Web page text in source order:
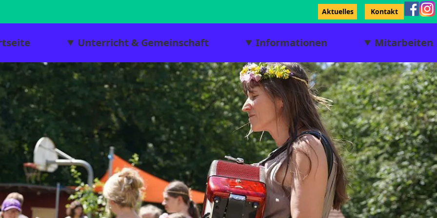
Unterricht & Gemeinschaft Informationen Mitarbeiten
Aktuelles Kontakt